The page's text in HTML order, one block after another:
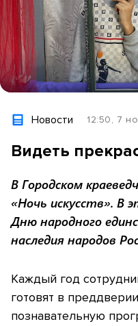
Новости 12:50, 7
Видеть
В Городском
«Ночь искусств». В
Дню народного
наследия народов
Каждый год
готовят в
познавательную